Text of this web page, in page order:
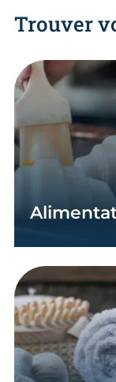
Trouver
En savoir plus
En savoir plus